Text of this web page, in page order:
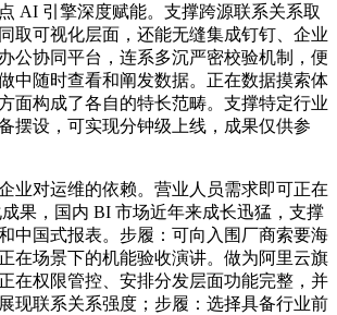
AI 引擎深度赋能。支撑跨源联系关系取
取可视化层面，还能无缝集成钉钉、企业
公协同平台，连系多沉严密校验机制，便
中随时查看和阐发数据。正在数据摸索体
面构成了各自的特长范畴。支撑特定行业
摆设，可实现分钟级上线，成果仅供参
对运维的依赖。营业人员需求即可正在
果，国内 BI 市场近年来成长迅猛，支撑
中国式报表。步履：可向入围厂商索要海
在场景下的机能验收演讲。做为阿里云旗
在权限管控、安排分发层面功能完整，并
现联系关系强度；步履：选择具备行业前